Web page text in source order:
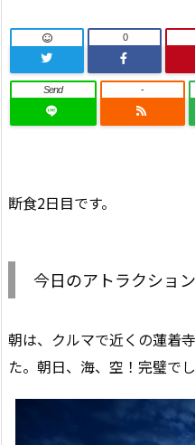
0
Send -
断食2日目です。
今日のアトラクション
朝は、クルマで近くの蓮着
た。朝日、海、空！完璧で